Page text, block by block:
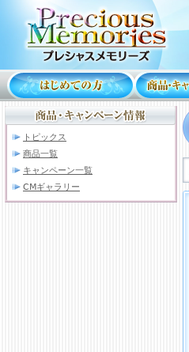
トピックス
商品一覧
キャンペーン一覧
CMギャラリー